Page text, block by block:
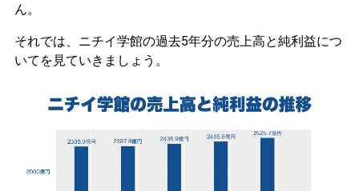
ん。
それでは、ニチイ学館の過去5年分の売上高と純利益につ
いてを見ていきましょう。